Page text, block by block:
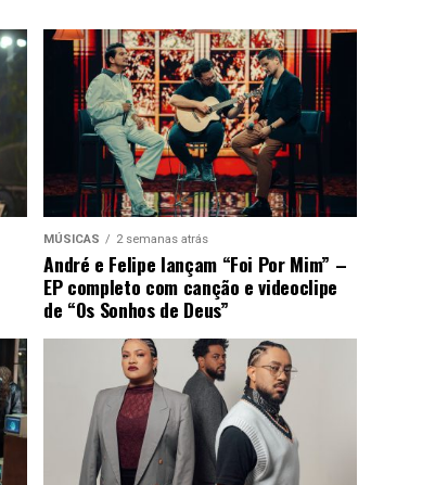
MÚSICAS 2 semanas atrás
André e Felipe lançam “Foi Por Mim” –
EP completo com canção e videoclipe
de “Os Sonhos de Deus”